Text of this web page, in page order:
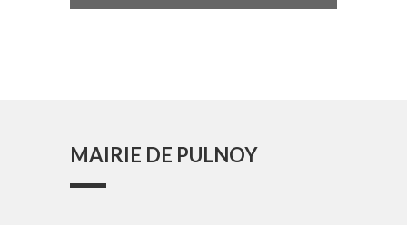
MAIRIE DE PULNOY